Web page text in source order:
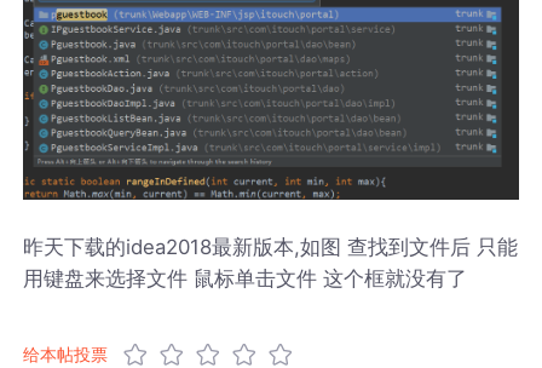
昨天下载的idea2018最新版本,如图 查找到文件后 只能
用键盘来选择文件 鼠标单击文件 这个框就没有了
给本帖投票